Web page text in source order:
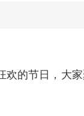
欢的节日，大